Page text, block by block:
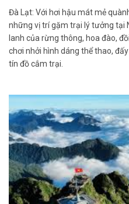
Đà Lạt: Với hơi hậu mát mẻ
những vị trí gặm trại lý tưởng tại
lanh của rừng thông, hoa đào,
chơi nhởi hình dáng thể thao,
tín đồ cắm trại.